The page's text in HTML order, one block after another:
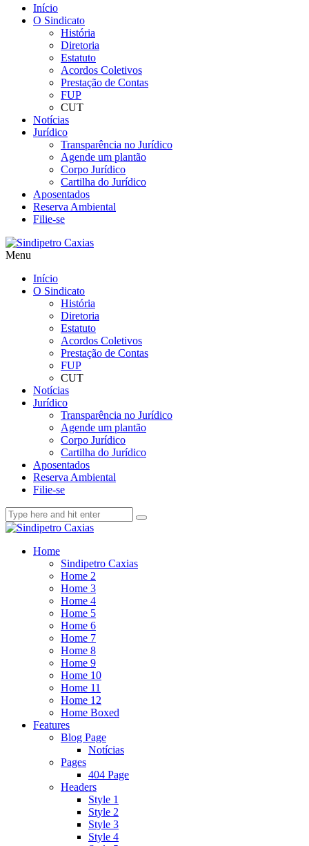
Início
O Sindicato
História
Diretoria
Estatuto
Acordos Coletivos
Prestação de Contas
FUP
CUT
Notícias
Jurídico
Transparência no Jurídico
Agende um plantão
Corpo Jurídico
Cartilha do Jurídico
Aposentados
Reserva Ambiental
Filie-se
Menu
Início
O Sindicato
História
Diretoria
Estatuto
Acordos Coletivos
Prestação de Contas
FUP
CUT
Notícias
Jurídico
Transparência no Jurídico
Agende um plantão
Corpo Jurídico
Cartilha do Jurídico
Aposentados
Reserva Ambiental
Filie-se
Home
Sindipetro Caxias
Home 2
Home 3
Home 4
Home 5
Home 6
Home 7
Home 8
Home 9
Home 10
Home 11
Home 12
Home Boxed
Features
Blog Page
Notícias
Pages
404 Page
Headers
Style 1
Style 2
Style 3
Style 4